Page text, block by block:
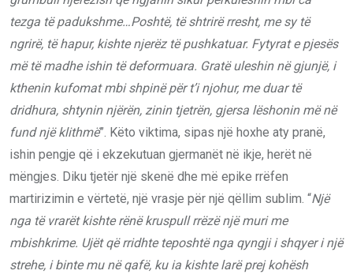
tezga të padukshme…Poshtë, të shtrirë rresht, me sy të
ngrirë, të hapur, kishte njerëz të pushkatuar. Fytyrat e pjesës
më të madhe ishin të deformuara. Gratë uleshin në gjunjë, i
kthenin kufomat mbi shpinë për t’i njohur, me duar të
dridhura, shtynin njërën, zinin tjetrën, gjersa lëshonin më në
fund një klithmë”. Këto viktima, sipas një hoxhe aty pranë,
ishin pengje që i ekzekutuan gjermanët në ikje, herët në
mëngjes. Diku tjetër një skenë dhe më epike rrëfen
martirizimin e vërtetë, një vrasje për një qëllim sublim. “Një
nga të vrarët kishte rënë kruspull rrëzë një muri me
mbishkrime. Ujët që rridhte teposhtë nga qyngji i shqyer i një
strehe, i binte mu në qafë, ku ia kishte larë prej kohësh